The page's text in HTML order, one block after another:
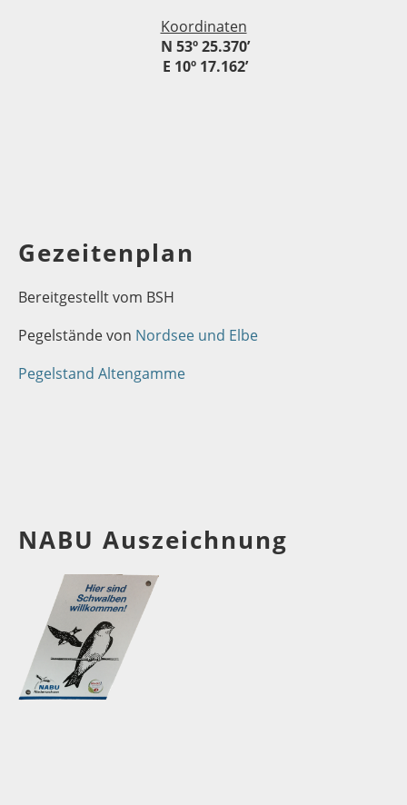
Koordinaten
N 53º 25.370’
E 10º 17.162’
Gezeitenplan
Bereitgestellt vom BSH
Pegelstände von Nordsee und Elbe
Pegelstand Altengamme
NABU Auszeichnung